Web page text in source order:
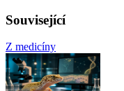
Související
Z medicíny